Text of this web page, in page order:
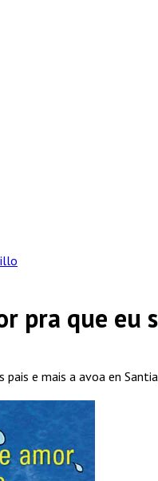
pra que eu
pais e mais a avoa en